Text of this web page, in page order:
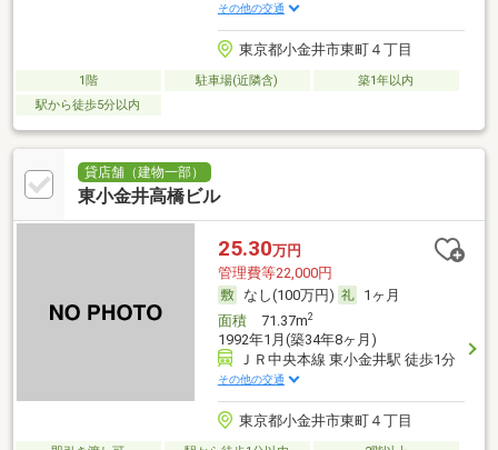
その他の交通
東京都小金井市東町４丁目
1階 駐車場(近隣含)
築1年以内
駅から徒歩5分以内
貸店舗（建物一部）
東小金井高橋ビル
25.30万円
管理費等22,000円
なし(100万円)
1ヶ月
面積71.37m2
1992年1月(築34年8ヶ月)
ＪＲ中央本線 東小金井駅 徒歩1分
その他の交通
東京都小金井市東町４丁目